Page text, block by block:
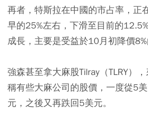
再者，特斯拉在中國的市占率，正
早的25%左右，下滑至目前的
成長，主要是受益於10月初降價8%
強森甚至拿大麻股Tilray（TLRY）
稱有些大麻公司的股價，一度從5
元，之後又再跌回5美元。